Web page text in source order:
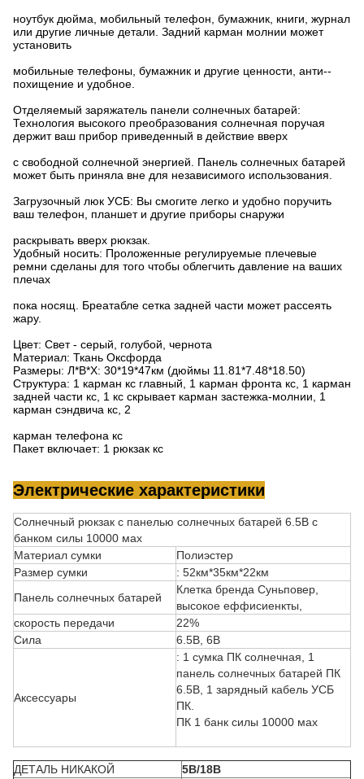
ноутбук дюйма, мобильный телефон, бумажник, книги, журнал
или другие личные детали. Задний карман молнии может
установить
мобильные телефоны, бумажник и другие ценности, анти--
похищение и удобное.
Отделяемый заряжатель панели солнечных батарей:
Технология высокого преобразования солнечная поручая
держит ваш прибор приведенный в действие вверх
с свободной солнечной энергией. Панель солнечных батарей
может быть приняла вне для независимого использования.
Загрузочный люк УСБ: Вы смогите легко и удобно поручить
ваш телефон, планшет и другие приборы снаружи
раскрывать вверх рюкзак.
Удобный носить: Проложенные регулируемые плечевые
ремни сделаны для того чтобы облегчить давление на ваших
плечах
пока носящ. Бреатабле сетка задней части может рассеять
жару.
Цвет: Свет - серый, голубой, чернота
Материал: Ткань Оксфорда
Размеры: Л*В*Х: 30*19*47км (дюймы 11.81*7.48*18.50)
Структура: 1 карман кс главный, 1 карман фронта кс, 1 карман
задней части кс, 1 кс скрывает карман застежка-молнии, 1
карман сэндвича кс, 2
карман телефона кс
Пакет включает: 1 рюкзак кс
Электрические характеристики
Солнечный рюкзак с панелью солнечных батарей 6.5В с
банком силы 10000 мах
Материал сумки
Полиэстер
Размер сумки
: 52км*35км*22км
Панель солнечных батарей
Клетка бренда Суньповер,
высокое еффисиенкты,
скорость передачи
22%
Сила
6.5В, 6В
Аксессуары
: 1 сумка ПК солнечная, 1
панель солнечных батарей ПК
6.5В, 1 зарядный кабель УСБ
ПК.
ПК 1 банк силы 10000 мах
ДЕТАЛЬ НИКАКОЙ
5В/18В